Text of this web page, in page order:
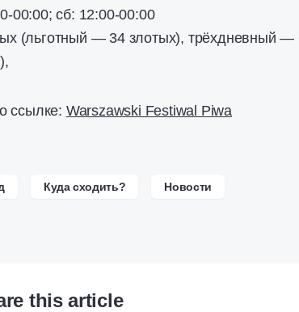
00:00; сб: 12:00-00:00
(льготный — 34 злотых), трёхдневный —
ссылке: Warszawski Festiwal Piwa
Куда сходить? Новости
this article